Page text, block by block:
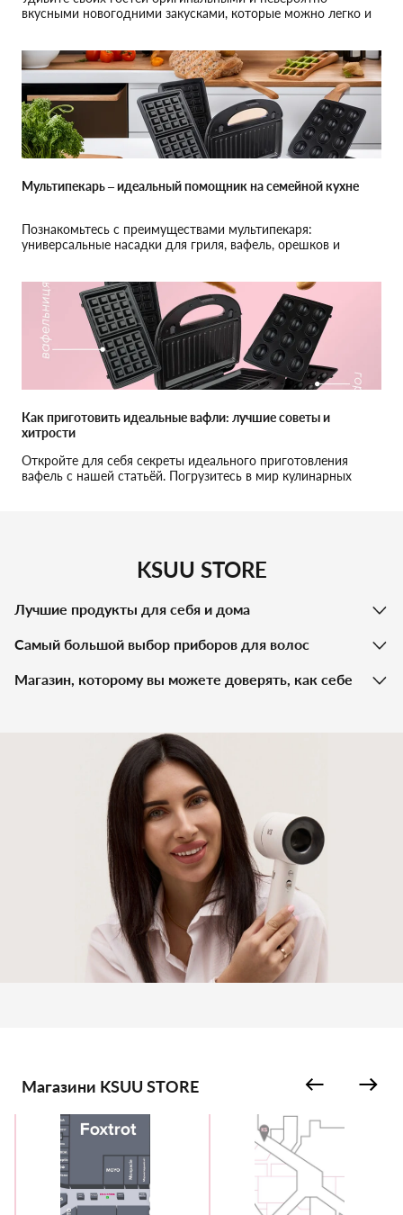
вкусными новогодними закусками, которые можно легко и
время и обеспечат веселое настроение!
Мультипекарь – идеальный помощник на семейной кухне
Познакомьтесь с преимуществами мультипекаря:
универсальные насадки для гриля, вафель, орешков и
Как приготовить идеальные вафли: лучшие советы и
хитрости
Откройте для себя секреты идеального приготовления
вафель с нашей статьёй. Погрузитесь в мир кулинарных
KSUU STORE
Лучшие продукты для себя и дома
Самый большой выбор приборов для волос
Магазин, которому вы можете доверять, как себе
Магазини KSUU STORE